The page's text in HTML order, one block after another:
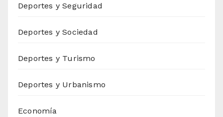
Deportes y Seguridad
Deportes y Sociedad
Deportes y Turismo
Deportes y Urbanismo
Economía